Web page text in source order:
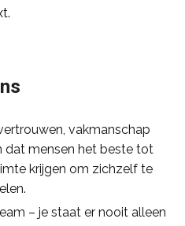
vakmanschap
dat mensen het beste tot
krijgen om zichzelf te
– je staat er nooit alleen